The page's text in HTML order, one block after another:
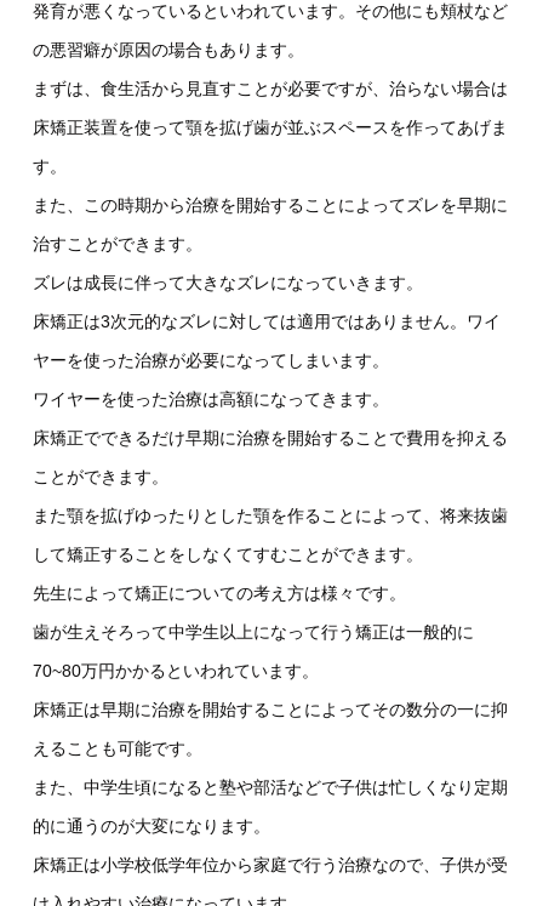
発育が悪くなっているといわれています。その他にも頬杖など
の悪習癖が原因の場合もあります。
まずは、食生活から見直すことが必要ですが、治らない場合は
床矯正装置を使って顎を拡げ歯が並ぶスペースを作ってあげま
す。
また、この時期から治療を開始することによってズレを早期に
治すことができます。
ズレは成長に伴って大きなズレになっていきます。
床矯正は3次元的なズレに対しては適用ではありません。ワイ
ヤーを使った治療が必要になってしまいます。
ワイヤーを使った治療は高額になってきます。
床矯正でできるだけ早期に治療を開始することで費用を抑える
ことができます。
また顎を拡げゆったりとした顎を作ることによって、将来抜歯
して矯正することをしなくてすむことができます。
先生によって矯正についての考え方は様々です。
歯が生えそろって中学生以上になって行う矯正は一般的に
70~80万円かかるといわれています。
床矯正は早期に治療を開始することによってその数分の一に抑
えることも可能です。
また、中学生頃になると塾や部活などで子供は忙しくなり定期
的に通うのが大変になります。
床矯正は小学校低学年位から家庭で行う治療なので、子供が受